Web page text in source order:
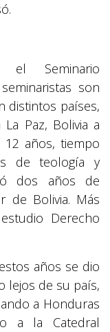
Seminario
son
distintos países,
Paz, Bolivia a
años, tiempo
de teología y
dos años de
de Bolivia. Más
Derecho
años se dio
lejos de su país,
a Honduras
a la Catedral